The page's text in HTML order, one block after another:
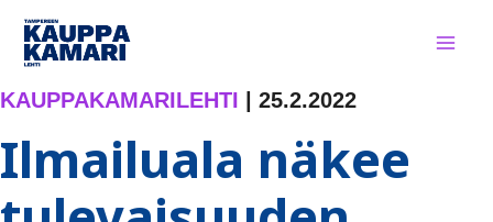
Siirry
sisältöön
KAUPPAKAMARILEHTI 25.2.2022
Ilmailuala näkee